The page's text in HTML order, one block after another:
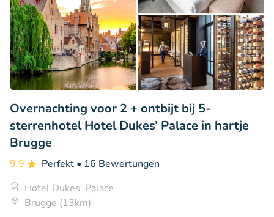
Overnachting voor 2 + ontbijt bij 5-
sterrenhotel Hotel Dukes’ Palace in hartje
Brugge
9.9 Perfekt • 16 Bewertungen
Hotel Dukes' Palace
Brugge (13km)